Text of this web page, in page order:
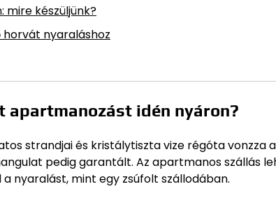
készüljünk?
nyaraláshoz
idén nyáron?
strandjai és kristálytiszta vize régóta vonzza
pedig garantált. Az apartmanos szállás
nyaralást, mint egy zsúfolt szállodában.